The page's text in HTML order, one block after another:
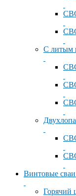
С литым
Винтовые
Горячий